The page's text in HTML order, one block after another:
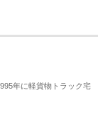
年に軽貨物トラック宅